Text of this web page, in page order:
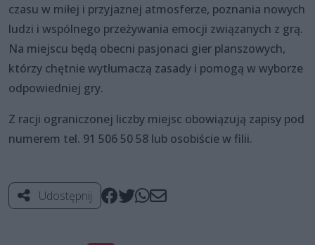
czasu w miłej i przyjaznej atmosferze, poznania nowych
ludzi i wspólnego przeżywania emocji związanych z grą.
Na miejscu będą obecni pasjonaci gier planszowych,
którzy chętnie wytłumaczą zasady i pomogą w wyborze
odpowiedniej gry.
Z racji ograniczonej liczby miejsc obowiązują zapisy pod
numerem tel. 91 506 50 58 lub osobiście w filii.
Udostępnij